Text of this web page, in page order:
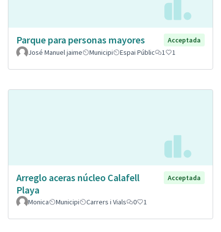
Parque para personas mayores
Acceptada
José Manuel jaime
Municipi Espai Públic 1 1
Arreglo aceras núcleo Calafell
Playa
Acceptada
Monica Municipi Carrers i Vials 0 1